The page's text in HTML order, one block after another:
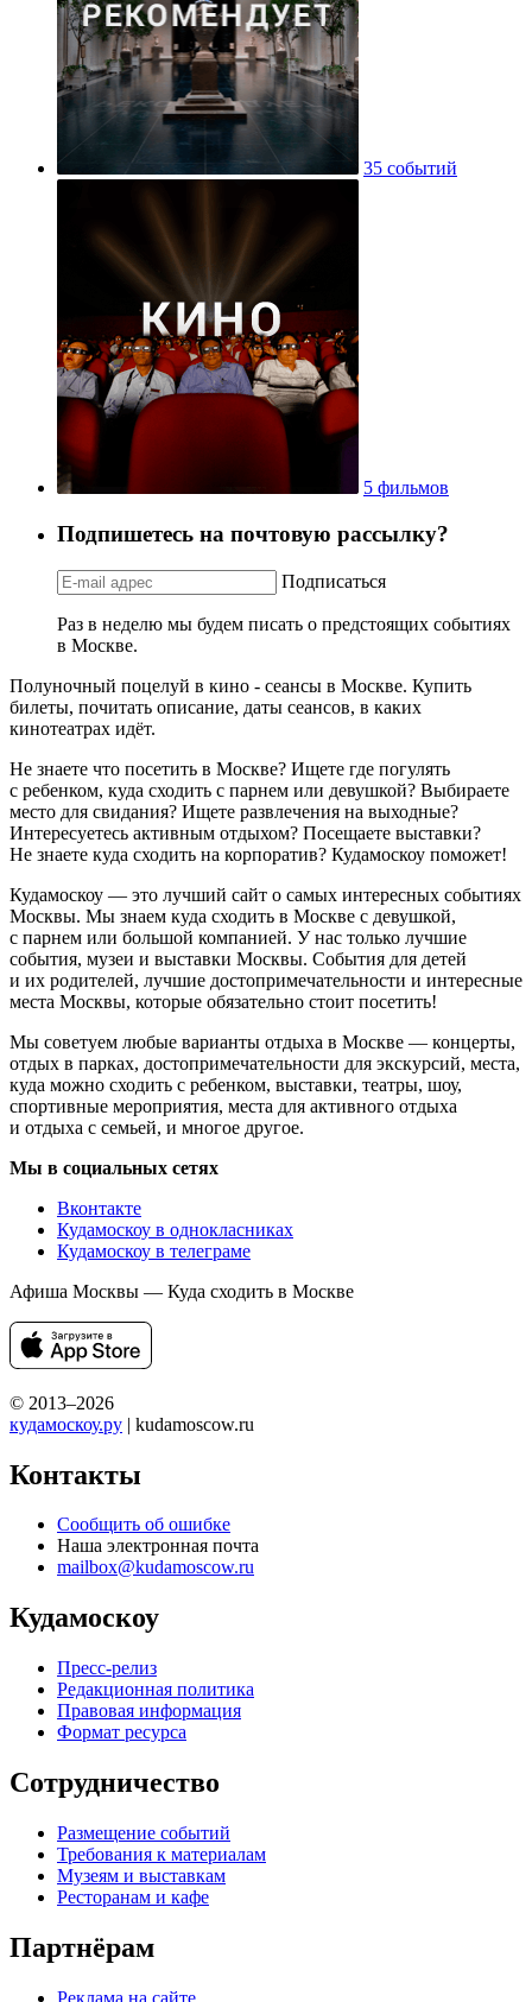
35 событий
5 фильмов
Подпишетесь на почтовую рассылку?
Подписаться
Раз в неделю мы будем писать о предстоящих событиях
в Москве.
Полуночный поцелуй в кино - сеансы в Москве. Купить
билеты, почитать описание, даты сеансов, в каких
кинотеатрах идёт.
Не знаете что посетить в Москве? Ищете где погулять
с ребенком, куда сходить с парнем или девушкой? Выбираете
место для свидания? Ищете развлечения на выходные?
Интересуетесь активным отдыхом? Посещаете выставки?
Не знаете куда сходить на корпоратив? Кудамоскоу поможет!
Кудамоскоу — это лучший сайт о самых интересных событиях
Москвы. Мы знаем куда сходить в Москве с девушкой,
с парнем или большой компанией. У нас только лучшие
события, музеи и выставки Москвы. События для детей
и их родителей, лучшие достопримечательности и интересные
места Москвы, которые обязательно стоит посетить!
Мы советуем любые варианты отдыха в Москве — концерты,
отдых в парках, достопримечательности для экскурсий, места,
куда можно сходить с ребенком, выставки, театры, шоу,
спортивные мероприятия, места для активного отдыха
и отдыха с семьей, и многое другое.
Мы в социальных сетях
Вконтакте
Кудамоскоу в однокласниках
Кудамоскоу в телеграме
Афиша Москвы — Куда сходить в Москве
© 2013–2026
кудамоскоу.ру | kudamoscow.ru
Контакты
Сообщить об ошибке
Наша электронная почта
mailbox@kudamoscow.ru
Кудамоскоу
Пресс-релиз
Редакционная политика
Правовая информация
Формат ресурса
Сотрудничество
Размещение событий
Требования к материалам
Музеям и выставкам
Ресторанам и кафе
Партнёрам
Реклама на сайте